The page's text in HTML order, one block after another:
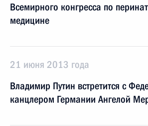
Всемирного конгресса по
медицине
21 июня 2013 года
Владимир Путин встретится с
канцлером Германии Ангелой